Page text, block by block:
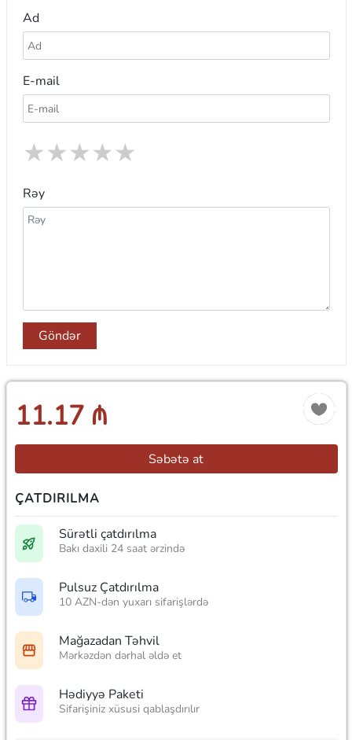
Ad
E-mail
★
★
★
★
★
Rəy
Göndər
11.17 ₼
Səbətə at
ÇATDIRILMA
Sürətli çatdırılma
Bakı daxili 24 saat ərzində
Pulsuz Çatdırılma
10 AZN-dən yuxarı sifarişlərdə
Mağazadan Təhvil
Mərkəzdən dərhal əldə et
Hədiyyə Paketi
Sifarişiniz xüsusi qablaşdırılır